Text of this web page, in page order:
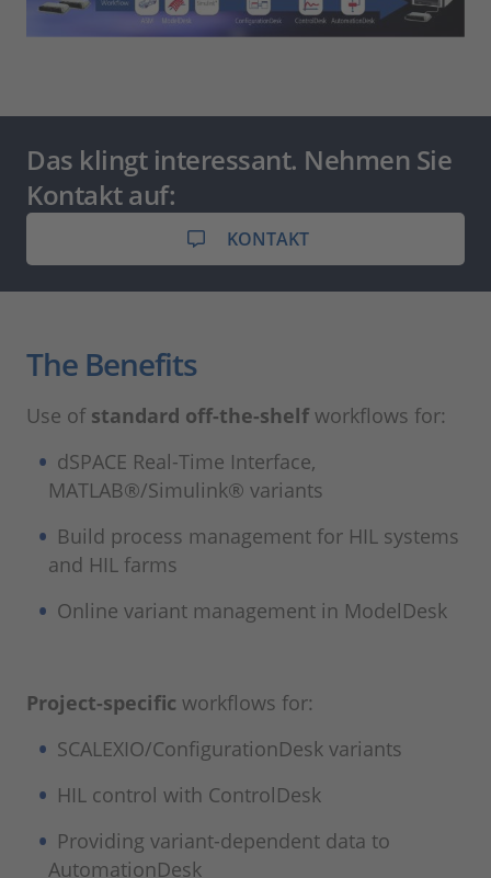
Das klingt interessant. Nehmen Sie
Kontakt auf:
KONTAKT
The Benefits
Use of standard off-the-shelf workflows for:
dSPACE Real-Time Interface,
MATLAB®/Simulink® variants
Build process management for HIL systems
and HIL farms
Online variant management in ModelDesk
Project-specific workflows for:
SCALEXIO/ConfigurationDesk variants
HIL control with ControlDesk
Providing variant-dependent data to
AutomationDesk